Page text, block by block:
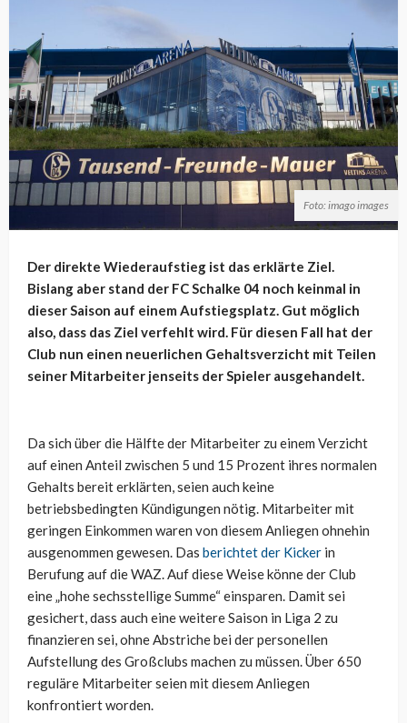
Foto: imago images
Der direkte Wiederaufstieg ist das erklärte Ziel.
Bislang aber stand der FC Schalke 04 noch keinmal in
dieser Saison auf einem Aufstiegsplatz. Gut möglich
also, dass das Ziel verfehlt wird. Für diesen Fall hat der
Club nun einen neuerlichen Gehaltsverzicht mit Teilen
seiner Mitarbeiter jenseits der Spieler ausgehandelt.
Da sich über die Hälfte der Mitarbeiter zu einem Verzicht
auf einen Anteil zwischen 5 und 15 Prozent ihres normalen
Gehalts bereit erklärten, seien auch keine
betriebsbedingten Kündigungen nötig. Mitarbeiter mit
geringen Einkommen waren von diesem Anliegen ohnehin
ausgenommen gewesen. Das berichtet der Kicker in
Berufung auf die WAZ. Auf diese Weise könne der Club
eine „hohe sechsstellige Summe“ einsparen. Damit sei
gesichert, dass auch eine weitere Saison in Liga 2 zu
finanzieren sei, ohne Abstriche bei der personellen
Aufstellung des Großclubs machen zu müssen. Über 650
reguläre Mitarbeiter seien mit diesem Anliegen
konfrontiert worden.